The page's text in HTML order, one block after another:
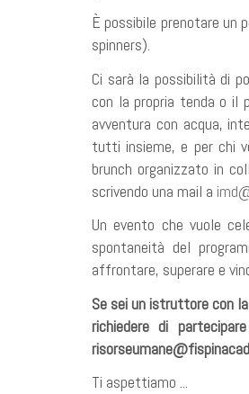
È possibile prenotare un
spinners).
Ci sarà la possibilità di
con la propria tenda o il
avventura con acqua,
tutti insieme, e per chi
brunch organizzato in
scrivendo una mail a
Un evento che vuole
spontaneità del
affrontare, superare e
Se sei un istruttore con
richiedere di
Ti aspettiamo ...